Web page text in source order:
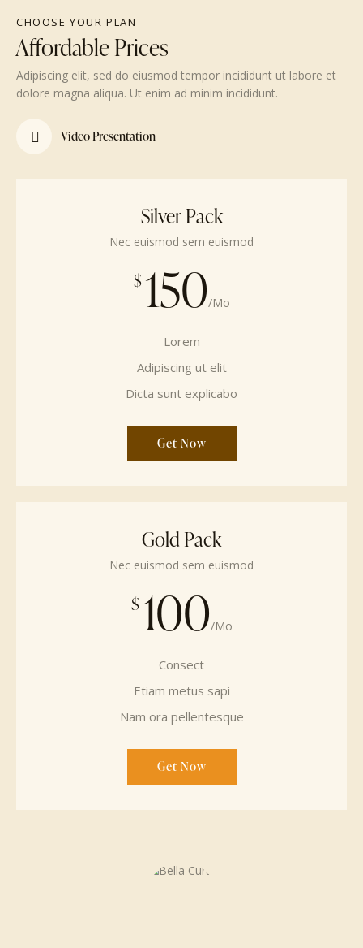
Gold Pack
Nec euismod sem euismod
$ 100/Mo
Consect
Etiam metus sapi
Nam ora pellentesque
Get Now
Silver Pack
Nec euismod sem euismod
$ 150/Mo
Lorem
Adipiscing ut elit
Dicta sunt explicabo
Get Now
CHOOSE YOUR PLAN
Affordable Prices
Adipiscing elit, sed do eiusmod tempor incididunt ut labore et
dolore magna aliqua. Ut enim ad minim incididunt.
Video Presentation